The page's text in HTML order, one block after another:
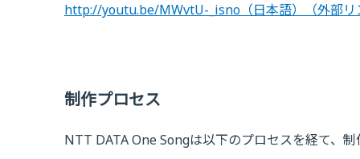
http://youtu.be/MWvtU-_isno（日本語）
（外部リ
制作プロセス
NTT DATA One Songは以下のプロセスを経て、制